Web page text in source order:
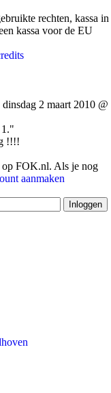
rechten, kassa in
kassa voor de EU
2 maart 2010 @
1."
!!!!
op FOK.nl. Als je nog
aanmaken